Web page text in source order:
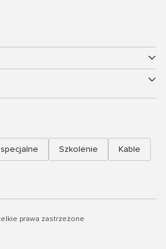
Szkolenie Kable
prawa zastrzeżone